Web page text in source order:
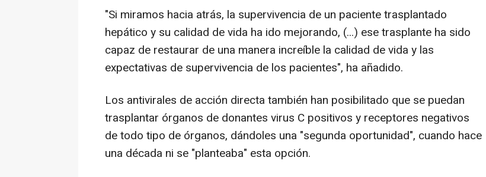
"Si miramos hacia atrás, la supervivencia de un paciente trasplantado
hepático y su calidad de vida ha ido mejorando, (...) ese trasplante ha sido
capaz de restaurar de una manera increíble la calidad de vida y las
expectativas de supervivencia de los pacientes", ha añadido.
Los antivirales de acción directa también han posibilitado que se puedan
trasplantar órganos de donantes virus C positivos y receptores negativos
de todo tipo de órganos, dándoles una "segunda oportunidad", cuando hace
una década ni se "planteaba" esta opción.